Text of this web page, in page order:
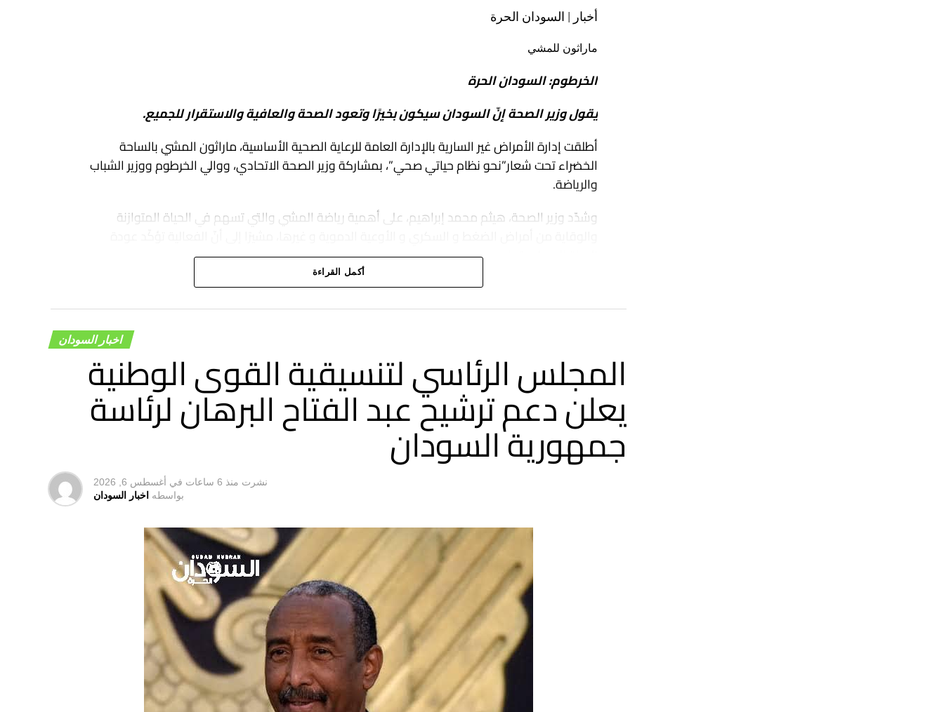
أخبار | السودان الحرة
ماراثون للمشي
الخرطوم: السودان الحرة
يقول وزير الصحة إنّ السودان سيكون بخيرًا وتعود الصحة والعافية والاستقرار للجميع.
أطلقت إدارة الأمراض غير السارية بالإدارة العامة للرعاية الصحية الأساسية، ماراثون المشي بالساحة
الخضراء تحت شعار”نحو نظام حياتي صحي”، بمشاركة وزير الصحة الاتحادي، ووالي الخرطوم ووزير الشباب
والرياضة.
وشدّد وزير الصحة، هيثم محمد إبراهيم، على أهمية رياضة المشي والتي تسهم في الحياة المتوازنة
وأضاف” هذه رسالة أننا بخير والخرطوم بخير على الرغم من المعاناة”.
أكمل القراءة
اخبار السودان
المجلس الرئاسي لتنسيقية القوى الوطنية
يعلن دعم ترشيح عبد الفتاح البرهان لرئاسة
جمهورية السودان
نشرت منذ 6 ساعات في أغسطس 6, 2026
بواسطه اخبار السودان